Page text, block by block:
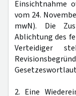
Einsichtnahme
vom 24.
mwN). Die
Ablichtung des
Verteidiger
2. Eine